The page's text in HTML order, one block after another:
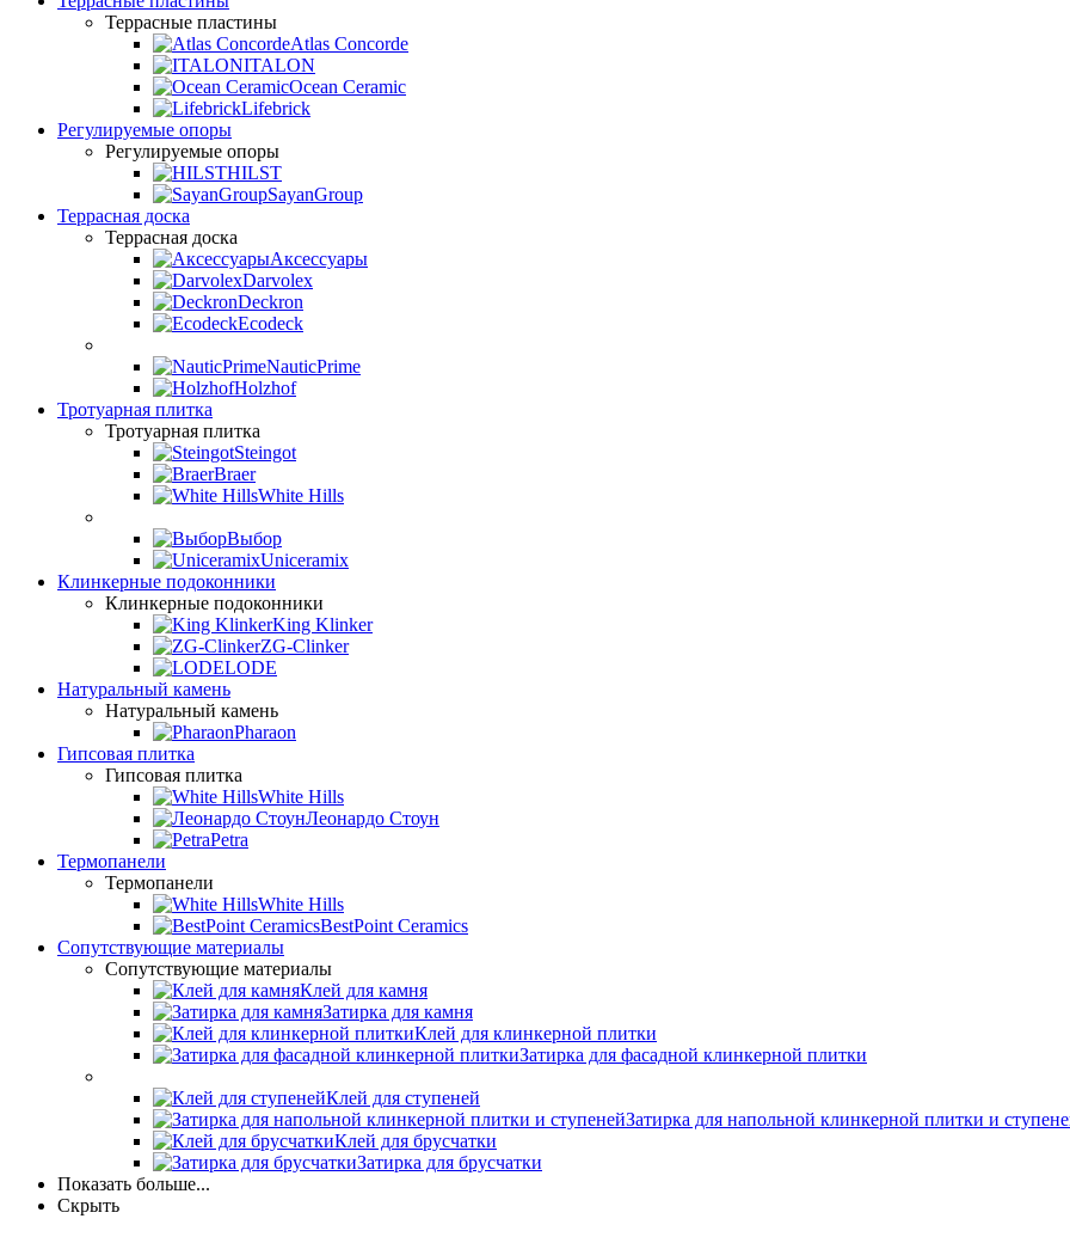
Террасные пластины
Atlas Concorde
ITALON
Ocean Ceramic
Lifebrick
Регулируемые опоры
Регулируемые опоры
HILST
SayanGroup
Террасная доска
Террасная доска
Аксессуары
Darvolex
Deckron
Ecodeck
NauticPrime
Holzhof
Тротуарная плитка
Тротуарная плитка
Steingot
Braer
White Hills
Выбор
Uniceramix
Клинкерные подоконники
Клинкерные подоконники
King Klinker
ZG-Clinker
LODE
Натуральный камень
Натуральный камень
Pharaon
Гипсовая плитка
Гипсовая плитка
White Hills
Леонардо Стоун
Petra
Термопанели
Термопанели
White Hills
BestPoint Ceramics
Сопутствующие материалы
Сопутствующие материалы
Клей для камня
Затирка для камня
Клей для клинкерной плитки
Затирка для фасадной клинкерной плитки
Клей для ступеней
Затирка для напольной клинкерной плитки и
Клей для брусчатки
Затирка для брусчатки
Показать больше...
Скрыть